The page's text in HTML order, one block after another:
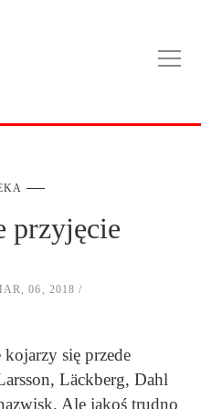
przyjęcie
06, 2018
się przede
Läckberg, Dahl
Ale jakoś trudno